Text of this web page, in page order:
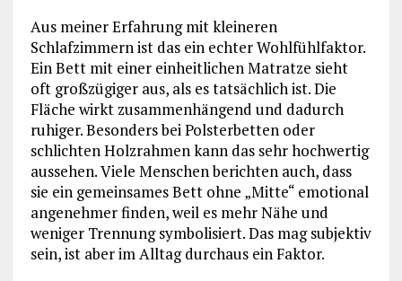
Aus meiner Erfahrung mit kleineren
Schlafzimmern ist das ein echter Wohlfühlfaktor.
Ein Bett mit einer einheitlichen Matratze sieht
oft großzügiger aus, als es tatsächlich ist. Die
Fläche wirkt zusammenhängend und dadurch
ruhiger. Besonders bei Polsterbetten oder
schlichten Holzrahmen kann das sehr hochwertig
aussehen. Viele Menschen berichten auch, dass
sie ein gemeinsames Bett ohne „Mitte“ emotional
angenehmer finden, weil es mehr Nähe und
weniger Trennung symbolisiert. Das mag subjektiv
sein, ist aber im Alltag durchaus ein Faktor.